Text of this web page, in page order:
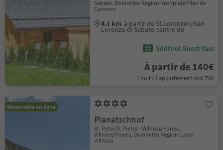
Sebato, Dolomites Region Kronplatz/Plan de
Corones
4.1 km à partir de St.Lorenzen/San
Lorenzo di Sebato centre de
Südtirol Guest Pass
À partir de 140€
1 nuit / 1 appartement incl. TVA
Réservable en ligne
Planatschhof
St. Peter/S. Pietro - Villnöss/Funes,
Villnöss/Funes, Dolomites Region Lüsen
Villnöss